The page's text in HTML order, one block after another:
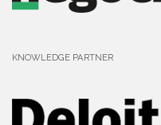
KNOWLEDGE PARTNER